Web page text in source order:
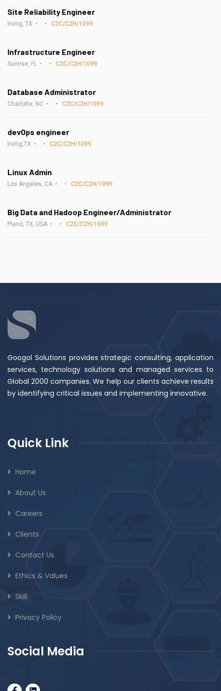
Site Reliability Engineer
Irving, TX C2C/C2H/1099
Infrastructure Engineer
Sunrise, FL C2C/C2H/1099
Database Administrator
Charlotte, NC C2C/C2H/1099
devOps engineer
Irving,TX C2C/C2H/1099
Linux Admin
Los Angeles, CA C2C/C2H/1099
Big Data and Hadoop Engineer/Administrator
Plano, TX, USA C2C/C2H/1099
Googol Solutions provides strategic consulting, application
services, technology solutions and managed services to
Global 2000 companies. We help our clients achieve results
by identifying critical issues and implementing innovative.
Quick Link
Home
About Us
Careers
Clients
Contact Us
Ethics & Values
Skill
Privacy Policy
Social Media